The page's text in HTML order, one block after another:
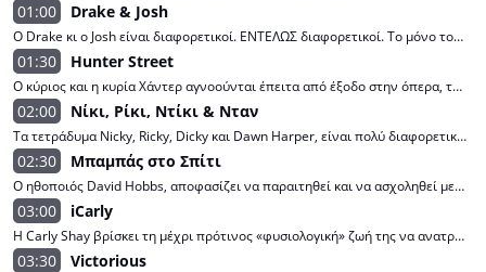
01:00 Drake & Josh
Ο Drake κι ο Josh είναι διαφορετικοί. ΕΝΤΕΛΩΣ διαφορετικοί. Το μόνο τους κοινό σημείο είναι ότι πάνε στο ίδιο σχολείο. Μια μέρα, οι γονείς τους αποφασίζουν να παντρευτούν. Τι θα γίνει όταν ο κουμπωμένος, σχολαστικός Josh και ο κουλ, μοντέρνος Drake αναγκαστούν να μοιραστούν το ίδιο σπίτι; Θα πέσει πολύ γέλιο, σίγουρα!
01:30 Hunter Street
Ο κύριος και η κυρία Χάντερ αγνοούνται έπειτα από έξοδο στην όπερα, τα πέντε ανάδοχα παιδιά τους πρέπει να λύσουν το μυστήριο της εξαφάνισής τους, ενώ προσποιούνται ότι όλα είναι καλά.
02:00 Νίκι, Ρίκι, Ντίκι & Νταν
Τα τετράδυμα Nicky, Ricky, Dicky και Dawn Harper, είναι πολύ διαφορετικά μεταξύ τους, συχνά εμπλέκονται σε σοβαρή αδελφική αντιπαλότητα. Ωστόσο βρίσκουν ενδιαφέρουσες λύσεις για όλα τα προβλήματά τους.
02:30 Μπαμπάς στο Σπίτι
Ο ηθοποιός David Hobbs, αποφασίζει να παραιτηθεί και να ασχοληθεί με τις δουλειές του σπιτιού. Ωστόσο, συνειδητοποιεί ότι το να είσαι σύζυγος στο σπίτι δεν είναι τόσο εύκολο όσο φαίνεται.
03:00 iCarly
Η Carly Shay βρίσκει τη μέχρι πρότινος «φυσιολογική» ζωή της να ανατρέπεται, όταν η διαδικτυακή της εκπομπή, «iCarly», γνωρίζει επιτυχία με τη νεολαία του διαδικτύου. Καθώς οι γονείς της ταξιδεύουν στο εξωτερικό, η Carly πρέπει να βασιστεί στη βοήθεια των φίλων της Sam και Freddie και του ιδιόρρυθμου μεγαλύτερου αδελφού της, Spencer, για να διαχειριστεί τη μεγάλη της επιτυχία.
03:30 Victorious